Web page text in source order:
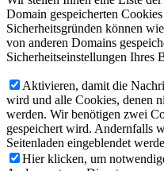
Domain gespeicherten
Sicherheitsgründen können
von anderen Domains
Sicherheitseinstellungen Ihres
Aktivieren, damit die
wird und alle Cookies, denen
werden. Wir benötigen zwei
gespeichert wird. Andernfalls
Seitenladen eingeblendet
Hier klicken, um